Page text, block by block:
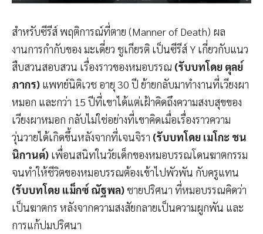
สำหรับซีรีส์ พฤติการณ์ที่ตาย (Manner of Death) ผล
งานการกำกับของ มะเดี่ยว ชูเกียรติ เป็นซีรีส์ Y เกี่ยวกับแนว
สืบสวนสอบสวน เรื่องราวของหมอบรรณ (รับบทโดย ตุลย์
ภากร) แพทย์นิติเวช อายุ 30 ปี ย้ายกลับมาทำงานที่เวียงผา
หมอก และกว่า 15 ปีที่เขาได้แต่เฝ้าคิดถึงความสงบสุขของ
เวียงผาหมอก กลับไม่ใช่อย่างที่เขาคิดเมื่อเรื่องราวความ
วุ่นวายได้เกิดขึ้นหลังจากที่เจนจิรา (รับบทโดย เมโกะ ชน
นิกานต์) เพื่อนสนิทในวัยเด็กของหมอบรรณโดนฆาตกรรม
จนทำให้ชีวิตของหมอบรรณต้องเข้าไปพัวพัน กับครูแทน
(รับบทโดย แม็กซ์ ณัฐพล)ชายปริศนา ที่หมอบรรณคิดว่า
เป็นฆาตกร หลังจากความสงสัยกลายเป็นความผูกพัน และ
การแก้ปมปริศนา